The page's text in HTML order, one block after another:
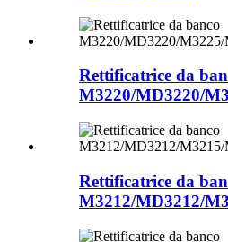
Rettificatrice da
M3220/MD3220/
Rettificatrice da
M3212/MD3212/